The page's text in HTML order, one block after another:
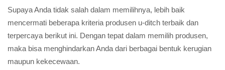
Supaya Anda tidak salah dalam memilihnya, lebih baik
mencermati beberapa kriteria produsen u-ditch terbaik dan
terpercaya berikut ini. Dengan tepat dalam memilih produsen,
maka bisa menghindarkan Anda dari berbagai bentuk kerugian
maupun kekecewaan.